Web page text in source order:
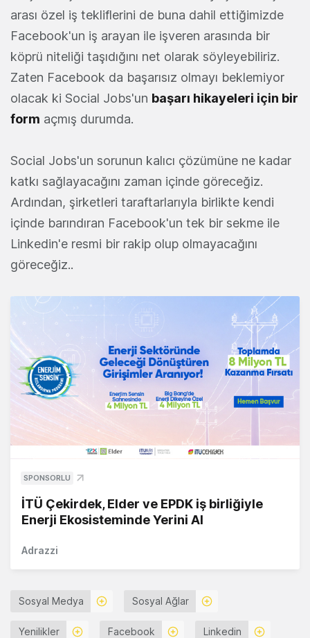
arası özel iş tekliflerini de buna dahil ettiğimizde
Facebook'un iş arayan ile işveren arasında bir
köprü niteliği taşıdığını net olarak söyleyebiliriz.
Zaten Facebook da başarısız olmayı beklemiyor
olacak ki Social Jobs'un başarı hikayeleri için bir
form açmış durumda.
Social Jobs'un sorunun kalıcı çözümüne ne kadar
katkı sağlayacağını zaman içinde göreceğiz.
Ardından, şirketleri taraftarlarıyla birlikte kendi
içinde barındıran Facebook'un tek bir sekme ile
Linkedin'e resmi bir rakip olup olmayacağını
göreceğiz..
SPONSORLU
İTÜ Çekirdek, Elder ve EPDK iş birliğiyle
Enerji Ekosisteminde Yerini Al
Adrazzi
Sosyal Medya Sosyal Ağlar
Yenilikler Facebook Linkedin